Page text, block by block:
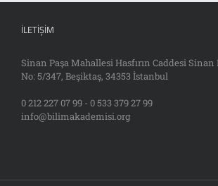
İLETIŞIM
Sinan Paşa Mahallesi Hasfırın Caddesi
No: 5/347, Beşiktaş, 34353 İstanbul
0 212 227 07 99 - 0 533 379 27 99
info@bilimakademisi.org